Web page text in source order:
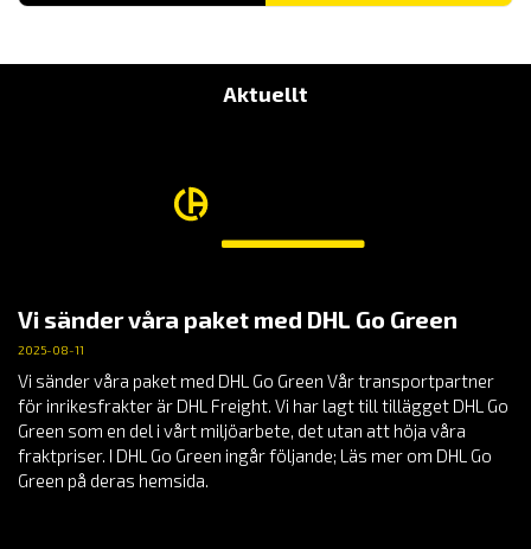
Aktuellt
Vi sänder våra paket med DHL Go Green
2025-08-11
Vi sänder våra paket med DHL Go Green Vår transportpartner
för inrikesfrakter är DHL Freight. Vi har lagt till tillägget DHL Go
Green som en del i vårt miljöarbete, det utan att höja våra
fraktpriser. I DHL Go Green ingår följande; Läs mer om DHL Go
Green på deras hemsida.